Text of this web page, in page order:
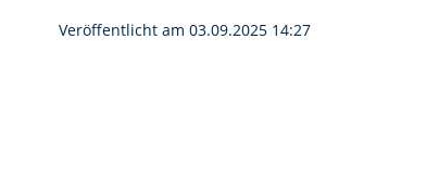
Veröffentlicht am 03.09.2025 14:27